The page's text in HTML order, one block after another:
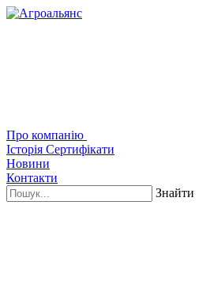
Про компанію
Історія Сертифікати
Новини
Контакти
Знайти